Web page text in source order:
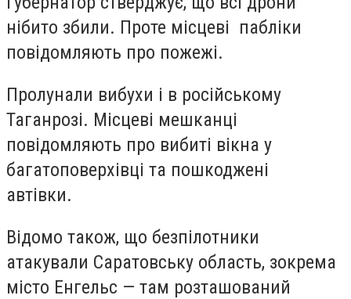
нібито збили. Проте місцеві пабліки
повідомляють про пожежі.
Пролунали вибухи і в російському
Таганрозі. Місцеві мешканці
повідомляють про вибиті вікна у
багатоповерхівці та пошкоджені
автівки.
Відомо також, що безпілотники
атакували Саратовську область, зокрема
місто Енгельс — там розташований